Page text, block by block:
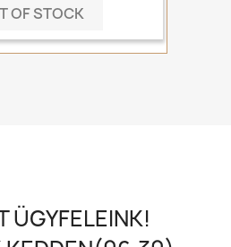
OF STOCK
ÜGYFELEINK!